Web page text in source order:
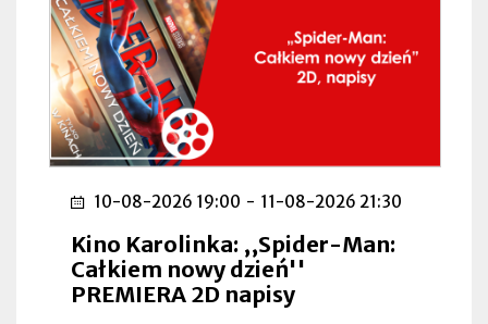
10-08-2026 19:00 - 11-08-2026 21:30
Kino Karolinka: ,,Spider-Man:
Całkiem nowy dzień''
PREMIERA 2D napisy